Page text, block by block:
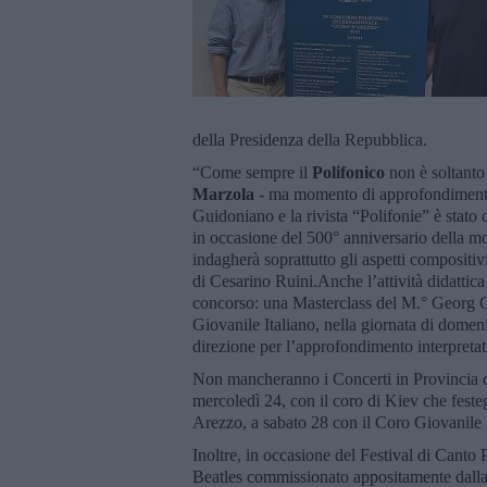
della Presidenza della Repubblica.
“Come sempre il Polifonico non è
Marzola - ma momento di
Guidoniano e la rivista “Polifonie” è
in occasione del 500° anniversario della
indagherà soprattutto gli aspetti
di Cesarino Ruini.Anche l’attività
concorso: una Masterclass del M.°
Giovanile Italiano, nella giornata di
direzione per l’approfondimento
Non mancheranno i Concerti in
mercoledì 24, con il coro di Kiev che
Arezzo, a sabato 28 con il Coro
Inoltre, in occasione del Festival di Canto
Beatles commissionato appositamente